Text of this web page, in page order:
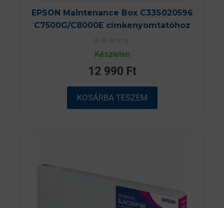
EPSON Maintenance Box C33S020596
C7500G/C8000E címkenyomtatóhoz
0
a
5
b
ő
l
Készleten
12 990 Ft
KOSÁRBA TESZEM